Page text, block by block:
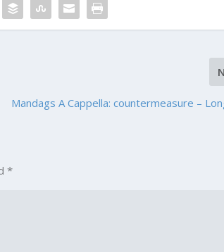
Mandags A Cappella: countermeasure –
*